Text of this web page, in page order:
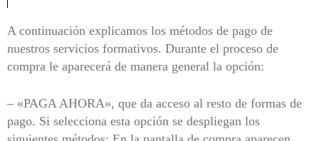
A continuación explicamos los métodos de pago de
nuestros servicios formativos. Durante el proceso de
compra le aparecerá de manera general la opción:
– «PAGA AHORA», que da acceso al resto de formas de
pago. Si selecciona esta opción se despliegan los